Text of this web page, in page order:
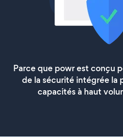
Parce que powr est conçu
de la sécurité intégrée la
capacités à haut